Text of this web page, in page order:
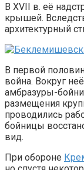
В XVII в. её
крышей.
архитектурный
В первой
война. Вокруг
амбразуры-
размещения
проводились
бойницы
вид.
При обороне